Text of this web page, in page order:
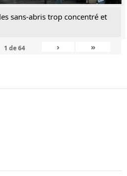
sans-abris trop concentré et
1 de64 › »